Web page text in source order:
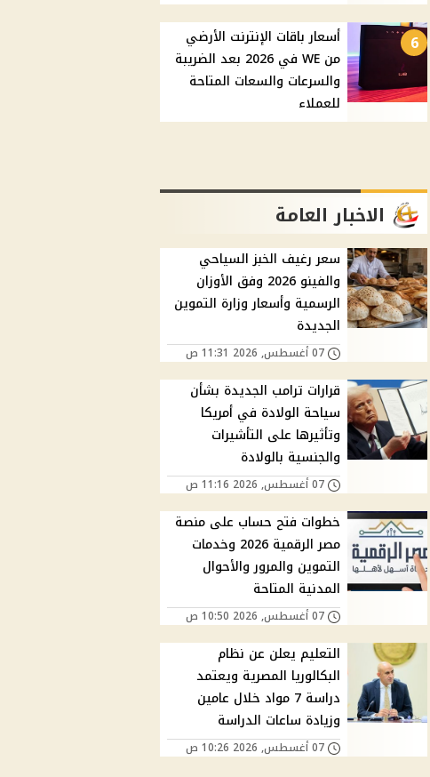
6
أسعار باقات الإنترنت الأرضي
من WE في 2026 بعد الضريبة
والسرعات والسعات المتاحة
للعملاء
الاخبار العامة
سعر رغيف الخبز السياحي
والفينو 2026 وفق الأوزان
الرسمية وأسعار وزارة التموين
الجديدة
07 أغسطس, 2026 11:31 ص
قرارات ترامب الجديدة بشأن
سياحة الولادة في أمريكا
وتأثيرها على التأشيرات
والجنسية بالولادة
07 أغسطس, 2026 11:16 ص
خطوات فتح حساب على منصة
مصر الرقمية 2026 وخدمات
التموين والمرور والأحوال
المدنية المتاحة
07 أغسطس, 2026 10:50 ص
التعليم يعلن عن نظام
البكالوريا المصرية ويعتمد
دراسة 7 مواد خلال عامين
وزيادة ساعات الدراسة
07 أغسطس, 2026 10:26 ص